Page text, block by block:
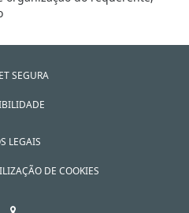
SEGURA
LEGAIS
DE COOKIES